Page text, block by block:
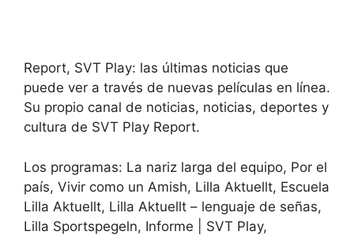
Report, SVT Play: las últimas noticias que
puede ver a través de nuevas películas en línea.
Su propio canal de noticias, noticias, deportes y
cultura de SVT Play Report.
Los programas: La nariz larga del equipo, Por el
país, Vivir como un Amish, Lilla Aktuellt, Escuela
Lilla Aktuellt, Lilla Aktuellt – lenguaje de señas,
Lilla Sportspegeln, Informe | SVT Play,